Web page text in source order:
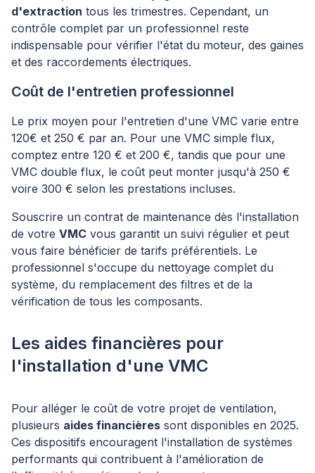
d'extraction tous les trimestres. Cependant, un
contrôle complet par un professionnel reste
indispensable pour vérifier l'état du moteur, des gaines
et des raccordements électriques.
Coût de l'entretien professionnel
Le prix moyen pour l'entretien d'une VMC varie entre
120€ et 250 € par an. Pour une VMC simple flux,
comptez entre 120 € et 200 €, tandis que pour une
VMC double flux, le coût peut monter jusqu'à 250 €
voire 300 € selon les prestations incluses.
Souscrire un contrat de maintenance dès l'installation
de votre VMC vous garantit un suivi régulier et peut
vous faire bénéficier de tarifs préférentiels. Le
professionnel s'occupe du nettoyage complet du
système, du remplacement des filtres et de la
vérification de tous les composants.
Les aides financières pour
l'installation d'une VMC
Pour alléger le coût de votre projet de ventilation,
plusieurs aides financières sont disponibles en 2025.
Ces dispositifs encouragent l'installation de systèmes
performants qui contribuent à l'amélioration de